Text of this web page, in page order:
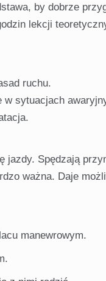
by dobrze
lekcji
ruchu.
w sytuacjach
Spędzają
ważna. Daje
manewrowym.